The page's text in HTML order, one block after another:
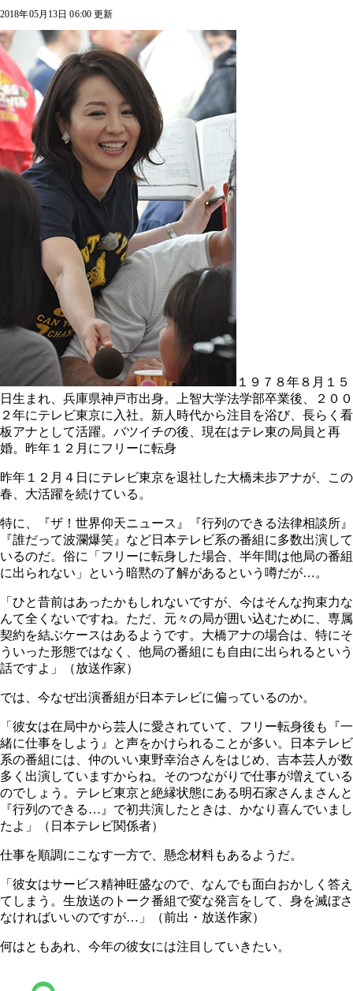
2018年05月13日 06:00 更新
１９７８年８月１５
日生まれ、兵庫県神戸市出身。上智大学法学部卒業後、２００
２年にテレビ東京に入社。新人時代から注目を浴び、長らく看
板アナとして活躍。バツイチの後、現在はテレ東の局員と再
婚。昨年１２月にフリーに転身
昨年１２月４日にテレビ東京を退社した大橋未歩アナが、この
春、大活躍を続けている。
特に、『ザ！世界仰天ニュース』『行列のできる法律相談所』
『誰だって波瀾爆笑』など日本テレビ系の番組に多数出演して
いるのだ。俗に「フリーに転身した場合、半年間は他局の番組
に出られない」という暗黙の了解があるという噂だが…。
「ひと昔前はあったかもしれないですが、今はそんな拘束力な
んて全くないですね。ただ、元々の局が囲い込むために、専属
契約を結ぶケースはあるようです。大橋アナの場合は、特にそ
ういった形態ではなく、他局の番組にも自由に出られるという
話ですよ」（放送作家）
では、今なぜ出演番組が日本テレビに偏っているのか。
「彼女は在局中から芸人に愛されていて、フリー転身後も『一
緒に仕事をしよう』と声をかけられることが多い。日本テレビ
系の番組には、仲のいい東野幸治さんをはじめ、吉本芸人が数
多く出演していますからね。そのつながりで仕事が増えている
のでしょう。テレビ東京と絶縁状態にある明石家さんまさんと
『行列のできる…』で初共演したときは、かなり喜んでいまし
たよ」（日本テレビ関係者）
仕事を順調にこなす一方で、懸念材料もあるようだ。
「彼女はサービス精神旺盛なので、なんでも面白おかしく答え
てしまう。生放送のトーク番組で変な発言をして、身を滅ぼさ
なければいいのですが…」（前出・放送作家）
何はともあれ、今年の彼女には注目していきたい。